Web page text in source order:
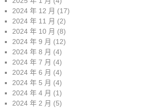
2024 年 12 月 (17)
2024 年 11 月 (2)
2024 年 10 月 (8)
2024 年 9 月 (12)
2024 年 8 月 (4)
2024 年 7 月 (4)
2024 年 6 月 (4)
2024 年 5 月 (4)
2024 年 4 月 (1)
2024 年 2 月 (5)